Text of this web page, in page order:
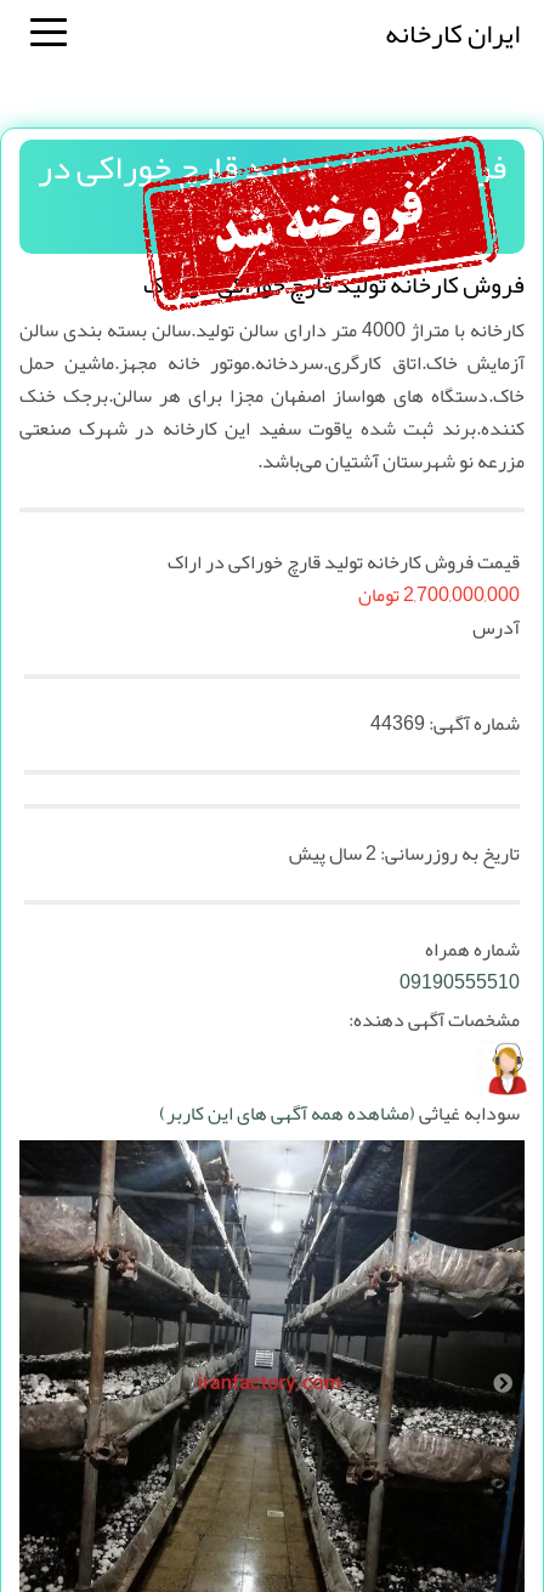
ایران کارخانه
فروش کارخانه تولید قارچ خوراکی در
اراک
فروش کارخانه تولید قارچ خوراکی در اراک
کارخانه با متراژ 4000 متر دارای سالن تولید.سالن بسته بندی سالن
آزمایش خاک.اتاق کارگری.سردخانه.موتور خانه مجهز.ماشین حمل
خاک.دستگاه های هواساز اصفهان مجزا برای هر سالن.برجک خنک
کننده.برند ثبت شده یاقوت سفید این کارخانه در شهرک صنعتی
مزرعه نو شهرستان آشتیان می‌باشد.
قیمت فروش کارخانه تولید قارچ خوراکی در اراک
2,700,000,000 تومان
آدرس
شماره آگهی:44369
تاریخ به روزرسانی:2 سال پیش
شماره همراه
09190555510
مشخصات آگهی دهنده:
سودابه غیاثی(مشاهده همه آگهی های این کاربر)